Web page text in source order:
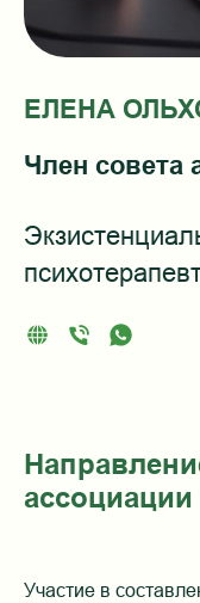
ЕЛЕНА
Член совета
ассоциации
Участие в